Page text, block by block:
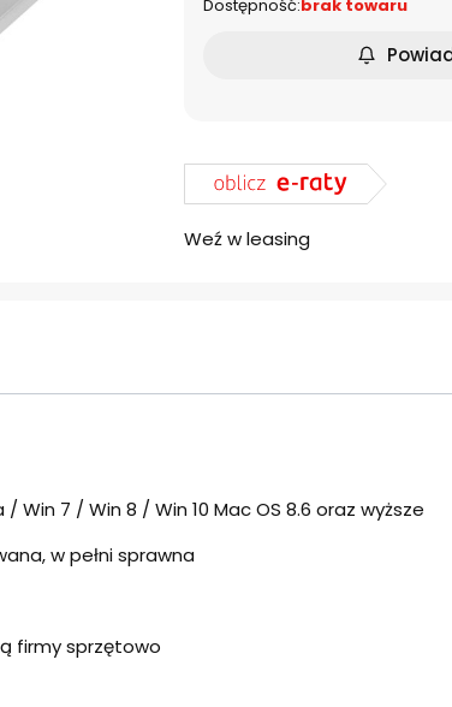
Dostępność:brak towaru
Weź w leasing
Win 7 / Win 8 / Win 10 Mac OS 8.6 oraz wyższe
w pełni sprawna
firmy sprzętowo